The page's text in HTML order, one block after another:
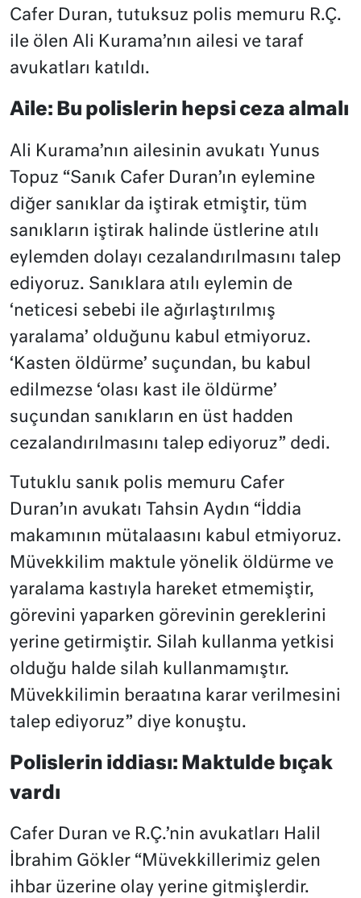
Cafer Duran, tutuksuz polis memuru R.Ç.
ile ölen Ali Kurama’nın ailesi ve taraf
avukatları katıldı.
Aile: Bu polislerin hepsi ceza almalı
Ali Kurama’nın ailesinin avukatı Yunus
Topuz “Sanık Cafer Duran’ın eylemine
diğer sanıklar da iştirak etmiştir, tüm
sanıkların iştirak halinde üstlerine atılı
eylemden dolayı cezalandırılmasını talep
ediyoruz. Sanıklara atılı eylemin de
‘neticesi sebebi ile ağırlaştırılmış
yaralama’ olduğunu kabul etmiyoruz.
‘Kasten öldürme’ suçundan, bu kabul
edilmezse ‘olası kast ile öldürme’
suçundan sanıkların en üst hadden
cezalandırılmasını talep ediyoruz” dedi.
Tutuklu sanık polis memuru Cafer
Duran’ın avukatı Tahsin Aydın “İddia
makamının mütalaasını kabul etmiyoruz.
Müvekkilim maktule yönelik öldürme ve
yaralama kastıyla hareket etmemiştir,
görevini yaparken görevinin gereklerini
yerine getirmiştir. Silah kullanma yetkisi
olduğu halde silah kullanmamıştır.
Müvekkilimin beraatına karar verilmesini
talep ediyoruz” diye konuştu.
Polislerin iddiası: Maktulde bıçak
vardı
Cafer Duran ve R.Ç.’nin avukatları Halil
İbrahim Gökler “Müvekkillerimiz gelen
ihbar üzerine olay yerine gitmişlerdir.